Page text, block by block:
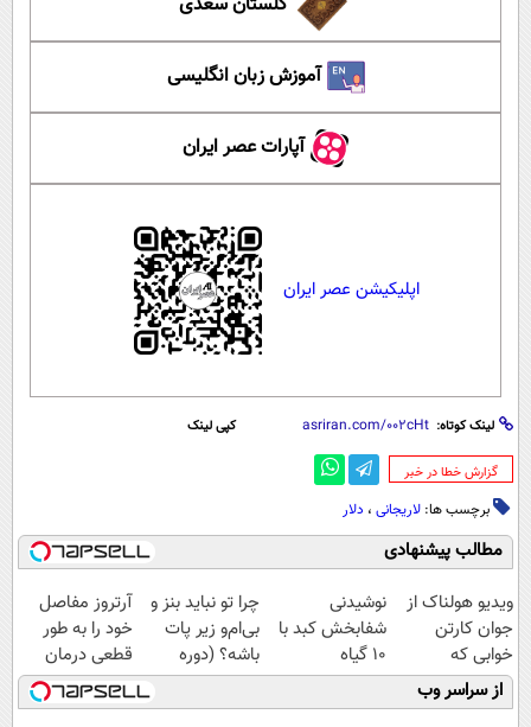
آموزش زبان انگلیسی
آپارات عصر ایران
اپلیکیشن عصر ایران
لینک کوتاه: کپی لینک
‌گزارش خطا در خبر
برچسب ها: لاریجانی ، دلار
مطالب پیشنهادی
ویدیو هولناک از
جوان کارتن
خوابی که
میلیاردر شد.
آموزش رایگان
نوشیدنی
شفابخش کبد با
10 گیاه
موثر(تخفیف تا
امشب)
چرا تو نباید بنز و
بی‌ام‌و زیر پات
باشه؟ (دوره
رایگان درآمد
میلیاردی)
آرتروز مفاصل
خود را به طور
قطعی درمان
کنید!
◗پرسش‌نامه◖
از سراسر وب